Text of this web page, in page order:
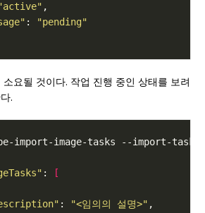
:
"pending"
요될 것이다. 작업 진행 중인 상태를 보려
.
:
[
: "<임의의 설명>"